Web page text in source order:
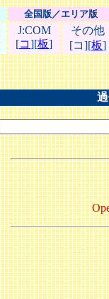
全国版／エリア版
J:COM
[コ][板]
その他
[コ][板]